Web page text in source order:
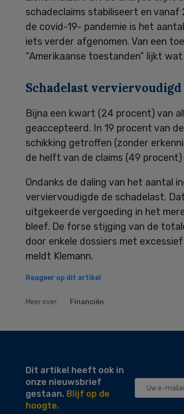
schadeclaims stabiliseert en
de covid-19- pandemie is het
iets verder afgenomen. Van een
“Amerikaanse toestanden” lijkt
Schadelast verviervoudigd
Bijna een kwart (24 procent) van
geaccepteerd. In 19 procent van
schikking getroffen (zonder
de helft van de claims (49
Ondanks de daling van het aantal
verviervoudigde de schadelast.
uitgekeerde vergoeding in het
bleef. De forse stijging van de
door enkele dossiers met
meldt Klemann.
Reageer op dit artikel
Meer over: Financiën
Dit artikel heeft ook in
onze nieuwsbrief
gestaan. Blijf op de
hoogte.